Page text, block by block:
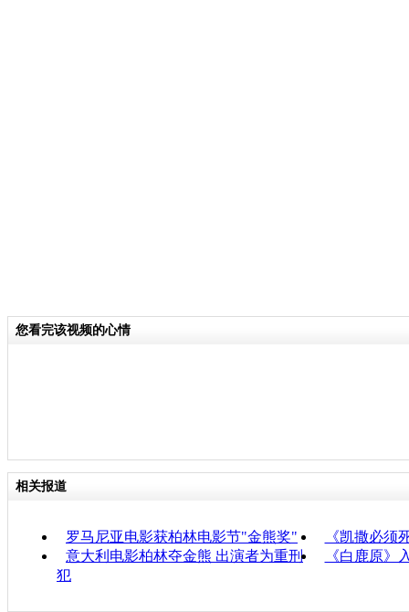
您看完该视频的心情
相关报道
罗马尼亚电影获柏林电影节"金熊奖"
《凯撒必须
意大利电影柏林夺金熊 出演者为重刑
犯
《白鹿原》